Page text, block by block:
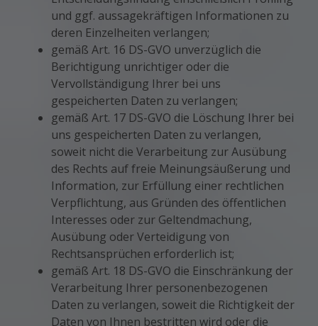
und ggf. aussagekräftigen Informationen zu
deren Einzelheiten verlangen;
gemäß Art. 16 DS-GVO unverzüglich die
Berichtigung unrichtiger oder die
Vervollständigung Ihrer bei uns
gespeicherten Daten zu verlangen;
gemäß Art. 17 DS-GVO die Löschung Ihrer bei
uns gespeicherten Daten zu verlangen,
soweit nicht die Verarbeitung zur Ausübung
des Rechts auf freie Meinungsäußerung und
Information, zur Erfüllung einer rechtlichen
Verpflichtung, aus Gründen des öffentlichen
Interesses oder zur Geltendmachung,
Ausübung oder Verteidigung von
Rechtsansprüchen erforderlich ist;
gemäß Art. 18 DS-GVO die Einschränkung der
Verarbeitung Ihrer personenbezogenen
Daten zu verlangen, soweit die Richtigkeit der
Daten von Ihnen bestritten wird oder die